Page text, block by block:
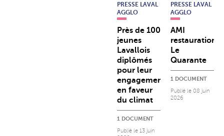
PRESSE LAVAL
AGGLO
Près de 100
jeunes
Lavallois
diplômés
pour leur
engagement
en faveur
du climat
1 DOCUMENT
Publié le 13 juin
PRESSE LAVAL
AGGLO
AMI
restauration
Le
Quarante
1 DOCUMENT
Publié le 08 juin
2026